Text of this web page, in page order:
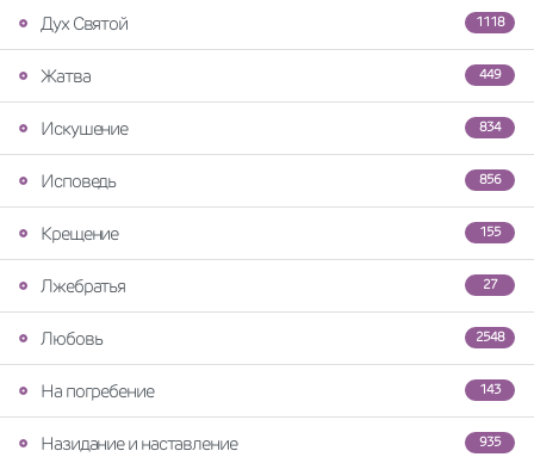
1118
Дух Святой
449
Жатва
834
Искушение
856
Исповедь
155
Крещение
27
Лжебратья
2548
Любовь
143
На погребение
935
Назидание и наставление